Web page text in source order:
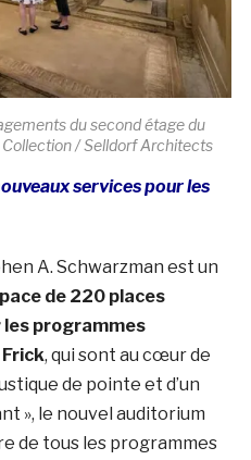
du second étage du
/ Selldorf Architects
services pour les
A. Schwarzman est un
de 220 places
programmes
, qui sont au cœur de
de pointe et d’un
», le nouvel auditorium
de tous les programmes